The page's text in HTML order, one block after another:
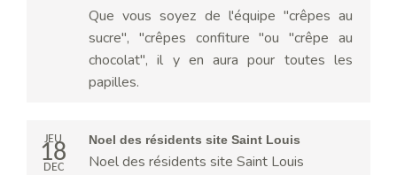
Que vous soyez de l'équipe "crêpes au
sucre", "crêpes confiture "ou "crêpe au
chocolat", il y en aura pour toutes les
papilles.
JEU
18
DEC
Noel des résidents site Saint Louis
Noel des résidents site Saint Louis